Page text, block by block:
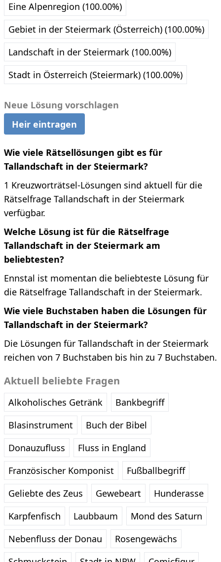
Eine Alpenregion (100.00%)
Gebiet in der Steiermark (Österreich) (100.00%)
Landschaft in der Steiermark (100.00%)
Stadt in Österreich (Steiermark) (100.00%)
Neue Lösung vorschlagen
Heir eintragen
Wie viele Rätsellösungen gibt es für
Tallandschaft in der Steiermark?
1 Kreuzworträtsel-Lösungen sind aktuell für die
Rätselfrage Tallandschaft in der Steiermark
verfügbar.
Welche Lösung ist für die Rätselfrage
Tallandschaft in der Steiermark am
beliebtesten?
Ennstal ist momentan die beliebteste Lösung für
die Rätselfrage Tallandschaft in der Steiermark.
Wie viele Buchstaben haben die Lösungen für
Tallandschaft in der Steiermark?
Die Lösungen für Tallandschaft in der Steiermark
reichen von 7 Buchstaben bis hin zu 7 Buchstaben.
Aktuell beliebte Fragen
Alkoholisches Getränk
Bankbegriff
Blasinstrument
Buch der Bibel
Donauzufluss
Fluss in England
Französischer Komponist
Fußballbegriff
Geliebte des Zeus
Gewebeart
Hunderasse
Karpfenfisch
Laubbaum
Mond des Saturn
Nebenfluss der Donau
Rosengewächs